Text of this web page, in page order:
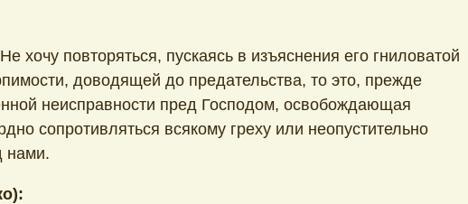
хочу повторяться, пускаясь в изъяснения его гниловатой
доводящей до предательства, то это, прежде
неисправности пред Господом, освобождающая
сопротивляться всякому греху или неопустительно
нами.